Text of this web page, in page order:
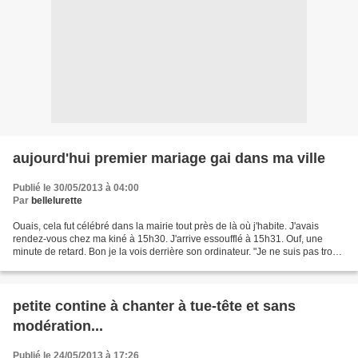
aujourd'hui premier mariage gai dans ma ville
Publié le 30/05/2013 à 04:00
Par bellelurette
Ouais, cela fut célébré dans la mairie tout près de là où j'habite. J'avais
rendez-vous chez ma kiné à 15h30. J'arrive essoufflé à 15h31. Ouf, une
minute de retard. Bon je la vois derrière son ordinateur. "Je ne suis pas trop
petite contine à chanter à tue-tête et sans
modération...
Publié le 24/05/2013 à 17:26